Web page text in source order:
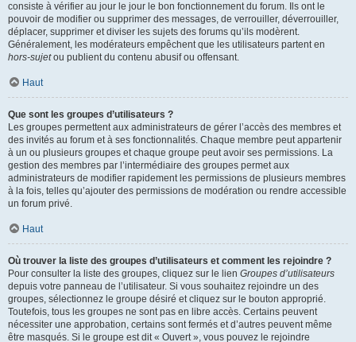
consiste à vérifier au jour le jour le bon fonctionnement du forum. Ils ont le
pouvoir de modifier ou supprimer des messages, de verrouiller, déverrouiller,
déplacer, supprimer et diviser les sujets des forums qu’ils modèrent.
Généralement, les modérateurs empêchent que les utilisateurs partent en
hors-sujetou publient du contenu abusif ou offensant.
Haut
Que sont les groupes d’utilisateurs ?
Les groupes permettent aux administrateurs de gérer l’accès des membres et
des invités au forum et à ses fonctionnalités. Chaque membre peut appartenir
à un ou plusieurs groupes et chaque groupe peut avoir ses permissions. La
gestion des membres par l’intermédiaire des groupes permet aux
administrateurs de modifier rapidement les permissions de plusieurs membres
à la fois, telles qu’ajouter des permissions de modération ou rendre accessible
un forum privé.
Haut
Où trouver la liste des groupes d’utilisateurs et comment les rejoindre ?
Pour consulter la liste des groupes, cliquez sur le lien Groupes d’utilisateurs
depuis votre panneau de l’utilisateur. Si vous souhaitez rejoindre un des
groupes, sélectionnez le groupe désiré et cliquez sur le bouton approprié.
Toutefois, tous les groupes ne sont pas en libre accès. Certains peuvent
nécessiter une approbation, certains sont fermés et d’autres peuvent même
être masqués. Si le groupe est dit « Ouvert », vous pouvez le rejoindre